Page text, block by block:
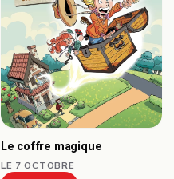
Le coffre magique
LE 7 OCTOBRE